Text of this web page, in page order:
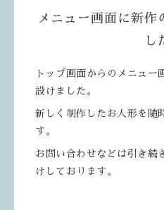
メニュー画面に新作
し
トップ画面からのメニュー
設けました。
新しく制作したお人形を随
す。
お問い合わせなどは引き続
けしております。